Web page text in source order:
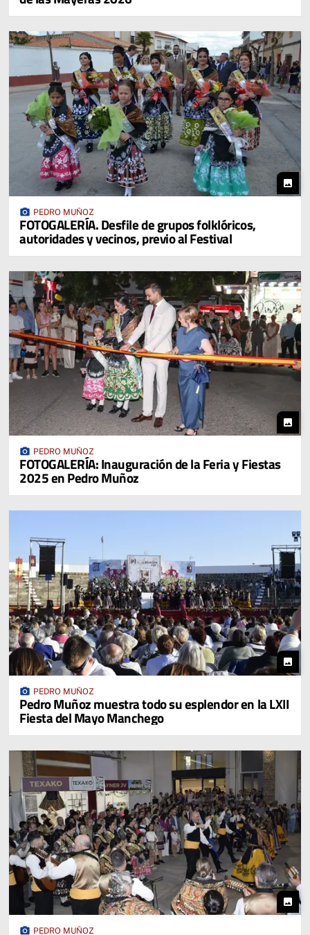
photo
photo_camera PEDRO MUÑOZ
FOTOGALERÍA. Desfile de grupos folklóricos,
autoridades y vecinos, previo al Festival
photo
photo_camera PEDRO MUÑOZ
FOTOGALERÍA: Inauguración de la Feria y Fiestas
2025 en Pedro Muñoz
photo
photo_camera PEDRO MUÑOZ
Pedro Muñoz muestra todo su esplendor en la LXII
Fiesta del Mayo Manchego
photo
photo_camera PEDRO MUÑOZ